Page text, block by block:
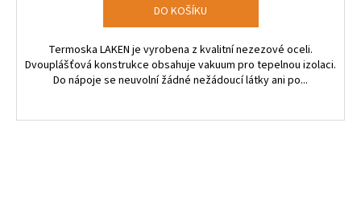
DO KOŠÍKU
Termoska LAKEN je vyrobena z kvalitní nezezové oceli.
Dvouplášťová konstrukce obsahuje vakuum pro tepelnou izolaci.
Do nápoje se neuvolní žádné nežádoucí látky ani po...